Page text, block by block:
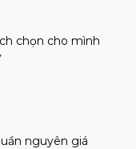
chọn cho mình
nguyên giá